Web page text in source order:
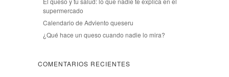
supermercado
Calendario de Adviento queseru
¿Qué hace un queso cuando nadie lo mira?
COMENTARIOS RECIENTES